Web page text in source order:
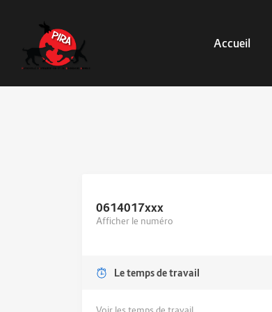
Accueil
0614017xxx
Afficher le numéro
Le temps de travail